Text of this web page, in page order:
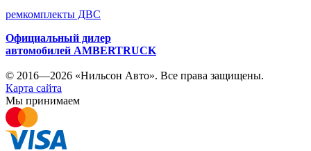
ремкомплекты ДВС
Официальный дилер
автомобилей AMBERTRUCK
© 2016—2026 «Нильсон Авто». Все права защищены.
Карта сайта
Мы принимаем